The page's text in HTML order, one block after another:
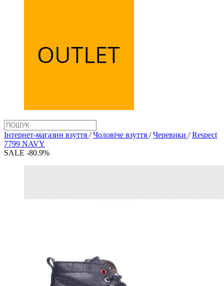
Інтернет-магазин взуття / Чоловіче взуття / Черевики / Respect
7799 NAVY
SALE -80.9%